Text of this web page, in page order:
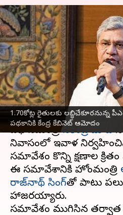
1.70కోట్ల రైతులకు లబ్ధిచేకూరనున్న
పథకానికి కేంద్ర కేబినెట్ ఆమోదం
Union
లబ్ధిచేకూరనున్న
కృషి యోజన.. కొత్త
కేబినెట్ ఆమోదం
వ్రాసిన వారు Sirish Praharaju Jul 16, 2025
ఈ వార్తాకథనం ఏంటి
ప్రధానమంత్రినరేంద్ర మోదీ
నివాసంలో ఇవాళ
సమావేశం కొన్ని క్షణాల
ఈ సమావేశానికి హోంమంత్రి
రాజ్‌నాథ్ సింగ్‌తో పాటు
హాజరయ్యారు.
సమావేశం ముగిసిన తర్వాత